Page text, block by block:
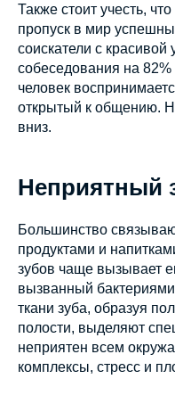
Также стоит учесть,
пропуск в мир
соискатели с красивой
собеседования на
человек
открытый к общению.
вниз.
Неприятный
Большинство
продуктами и
зубов чаще вызывает
вызванный
ткани зуба, образуя
полости, выделяют
неприятен всем
комплексы, стресс и